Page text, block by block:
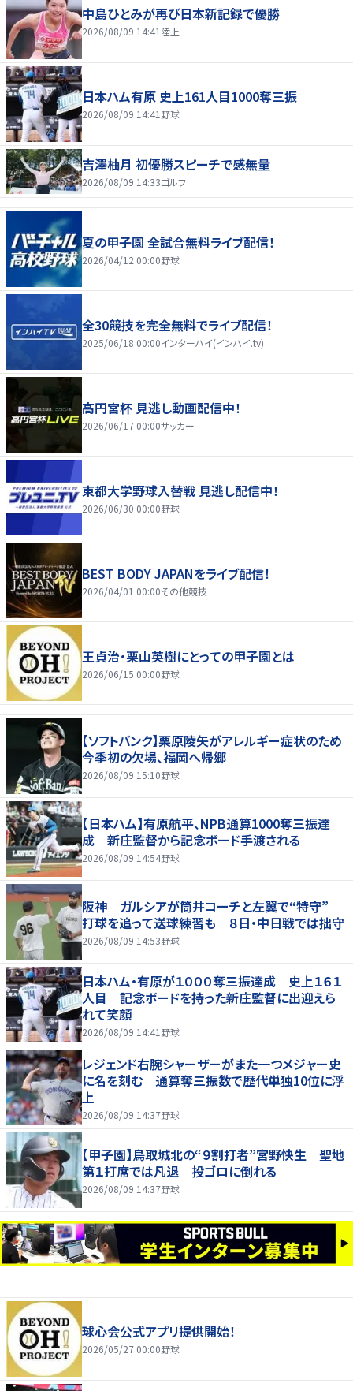
中島ひとみが再び日本新記録で優勝
2026/08/09 14:41 陸上
日本ハム有原 史上161人目1000奪三振
2026/08/09 14:41 野球
吉澤柚月 初優勝スピーチで感無量
2026/08/09 14:33ゴルフ
夏の甲子園 全試合無料ライブ配信！
2026/04/12 00:00野球
全30競技を完全無料でライブ配信！
2025/06/18 00:00インターハイ(インハイ.tv)
高円宮杯 見逃し動画配信中！
2026/06/17 00:00サッカー
東都大学野球入替戦 見逃し配信中！
2026/06/30 00:00野球
BEST BODY JAPANをライブ配信！
2026/04/01 00:00その他競技
王貞治・栗山英樹にとっての甲子園とは
2026/06/15 00:00野球
【ソフトバンク】栗原陵矢がアレルギー症状のため
今季初の欠場、福岡へ帰郷
2026/08/09 15:10野球
【日本ハム】有原航平、NPB通算1000奪三振達
成 新庄監督から記念ボード手渡される
2026/08/09 14:54野球
阪神 ガルシアが筒井コーチと左翼で“特守”
打球を追って送球練習も ８日・中日戦では拙守
2026/08/09 14:53野球
日本ハム・有原が１０００奪三振達成 史上１６１
人目 記念ボードを持った新庄監督に出迎えら
れて笑顔
2026/08/09 14:41 野球
レジェンド右腕シャーザーがまた一つメジャー史
に名を刻む 通算奪三振数で歴代単独10位に浮
上
2026/08/09 14:37野球
【甲子園】鳥取城北の“９割打者”宮野快生 聖地
第１打席では凡退 投ゴロに倒れる
2026/08/09 14:37野球
球心会公式アプリ提供開始！
2026/05/27 00:00野球